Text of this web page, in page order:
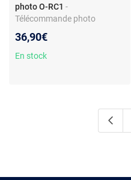
photo O-RC1 -
Télécommande photo
reflex Pentax K -
Alimentation AA
36,90€
En stock